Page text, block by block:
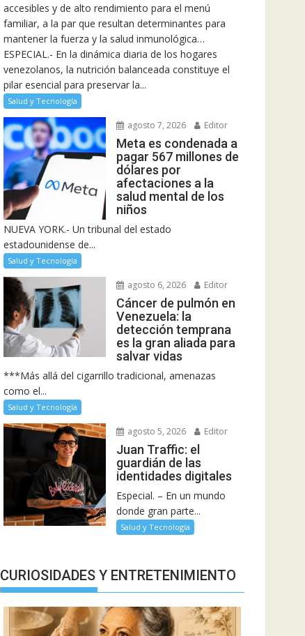
accesibles y de alto rendimiento para el menú
familiar, a la par que resultan determinantes para
mantener la fuerza y la salud inmunológica…
ESPECIAL.- En la dinámica diaria de los hogares
venezolanos, la nutrición balanceada constituye el
pilar esencial para preservar la...
Salud y Tecnología
agosto 7, 2026 Editor
Meta es condenada a
pagar 567 millones de
dólares por
afectaciones a la
salud mental de los
niños
NUEVA YORK.- Un tribunal del estado
estadounidense de...
Salud y Tecnología
agosto 6, 2026 Editor
Cáncer de pulmón en
Venezuela: la
detección temprana
es la gran aliada para
salvar vidas
***Más allá del cigarrillo tradicional, amenazas
como el...
Salud y Tecnología
agosto 5, 2026 Editor
Juan Traffic: el
guardián de las
identidades digitales
Especial. – En un mundo
donde gran parte...
Salud y Tecnología
CURIOSIDADES Y ENTRETENIMIENTO